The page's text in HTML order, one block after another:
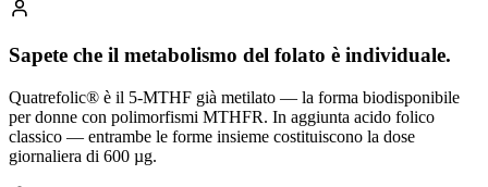
Sapete che il metabolismo del folato è individuale.
Quatrefolic® è il 5-MTHF già metilato — la forma biodisponibile
per donne con polimorfismi MTHFR. In aggiunta acido folico
classico — entrambe le forme insieme costituiscono la dose
giornaliera di 600 µg.